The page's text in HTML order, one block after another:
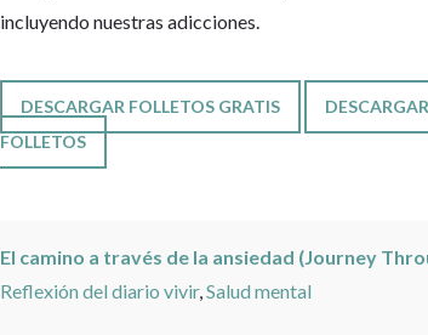
incluyendo nuestras adicciones.
DESCARGAR FOLLETOS GRATIS
FOLLETOS
El camino a través de la ansiedad (Journey
Reflexión del diario vivir,Salud mental